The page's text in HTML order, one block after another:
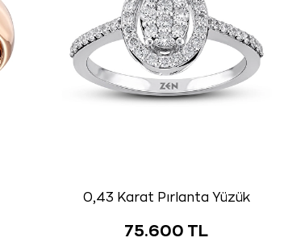
0,43 Karat Pırlanta Yüzük
75.600 TL